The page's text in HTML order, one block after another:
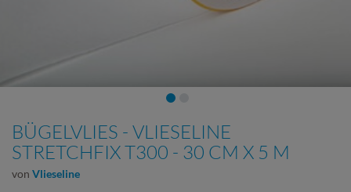
BÜGELVLIES - VLIESELINE
STRETCHFIX T300 - 30 CM X 5 M
von Vlieseline